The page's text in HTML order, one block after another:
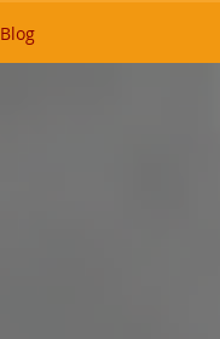
Blog